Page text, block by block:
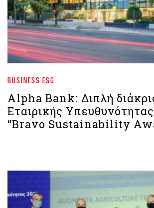
BUSINESS ESG
Alpha Bank: Διπλή
Εταιρικής
“Bravo Sustainability